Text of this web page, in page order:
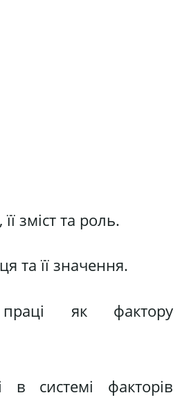
зміст та роль.
та її значення.
як фактору
системі факторів